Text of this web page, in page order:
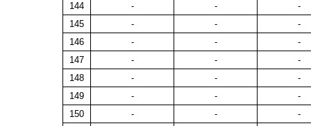
144
- -
-
145
- -
-
146
- -
-
147
- -
-
148
- -
-
149
- -
-
150
- -
-